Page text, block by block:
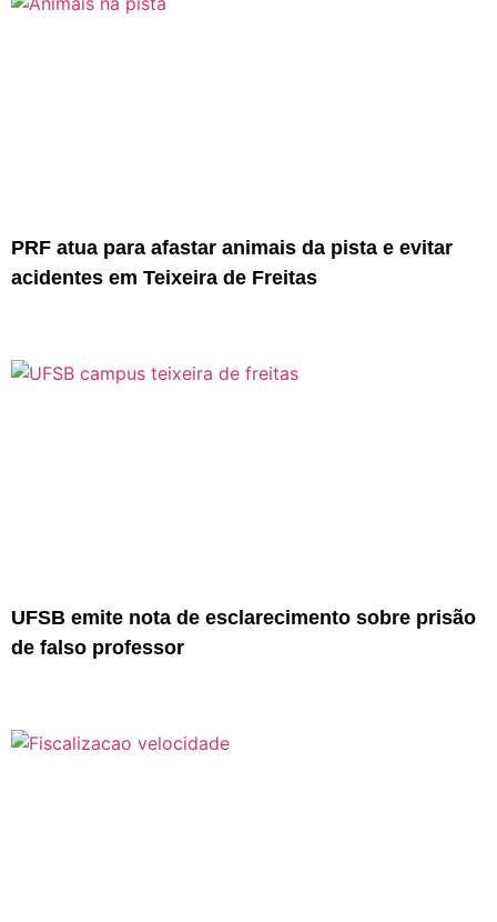
PRF atua para afastar animais da pista e evitar
acidentes em Teixeira de Freitas
UFSB emite nota de esclarecimento sobre prisão
de falso professor